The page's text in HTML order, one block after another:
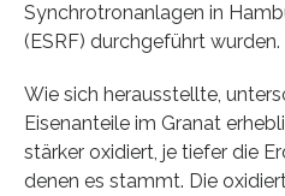
Synchrotronanlagen in
(ESRF) durchgeführt wurden.
Wie sich herausstellte,
Eisenanteile im Granat
stärker oxidiert, je tiefer die
denen es stammt. Die